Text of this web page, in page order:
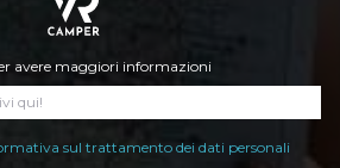
avere maggiori informazioni
sul trattamento dei dati personali